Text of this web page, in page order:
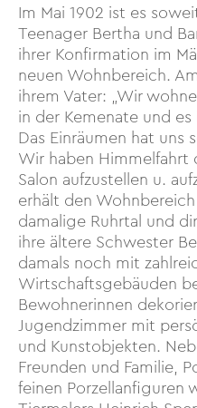
Im Mai 1902 ist es
Teenager Bertha und
ihrer Konfirmation im
neuen Wohnbereich.
ihrem Vater: „Wir
in der Kemenate und
Das Einräumen hat uns
Wir haben Himmelfahrt
Salon aufzustellen u.
erhält den
damalige Ruhrtal und
ihre ältere Schwester
damals noch mit
Wirtschaftsgebäuden
Bewohnerinnen
Jugendzimmer mit
und Kunstobjekten.
Freunden und Familie,
feinen Porzellanfiguren